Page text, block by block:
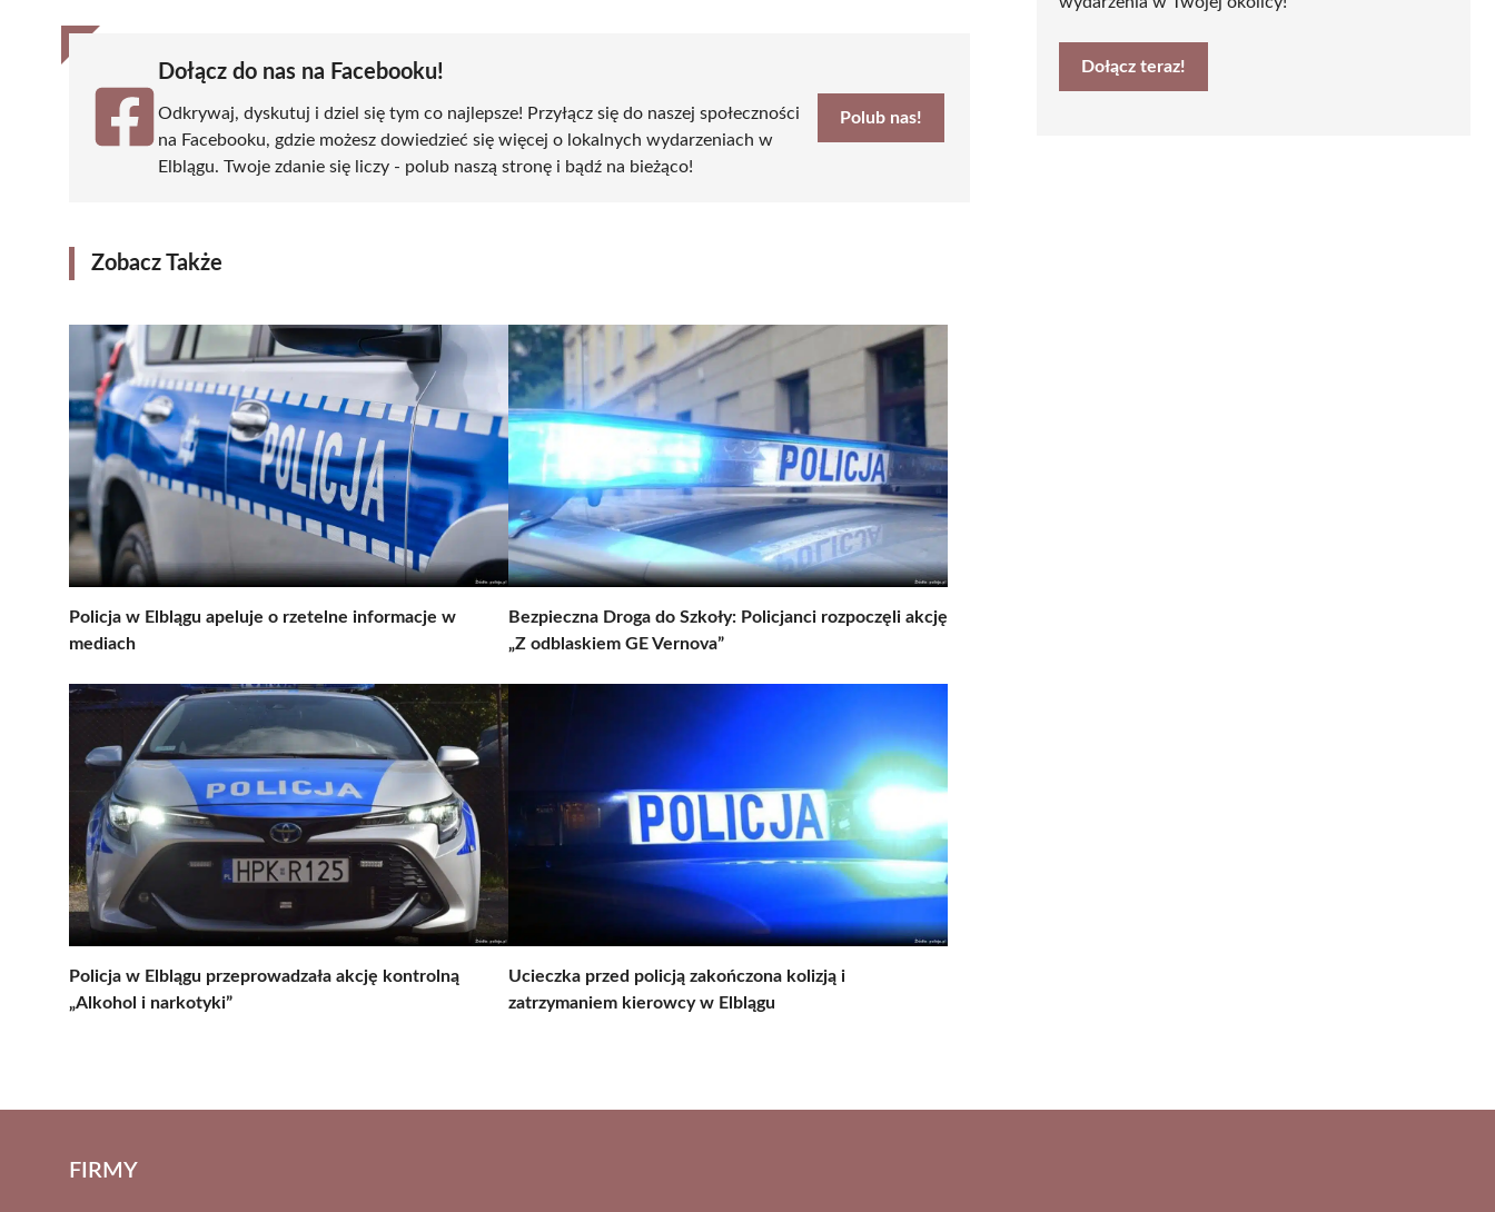
Dołącz do nas na Facebooku!
Odkrywaj, dyskutuj i dziel się tym co najlepsze! Przyłącz się do naszej społeczności
na Facebooku, gdzie możesz dowiedzieć się więcej o lokalnych wydarzeniach w
Elblągu. Twoje zdanie się liczy - polub naszą stronę i bądź na bieżąco!
Polub nas!
Zobacz Także
Policja w Elblągu apeluje o rzetelne informacje w
mediach
Bezpieczna Droga do Szkoły: Policjanci rozpoczęli akcję
„Z odblaskiem GE Vernova”
Policja w Elblągu przeprowadzała akcję kontrolną
„Alkohol i narkotyki”
Ucieczka przed policją zakończona kolizją i
zatrzymaniem kierowcy w Elblągu
Dołącz teraz!
FIRMY